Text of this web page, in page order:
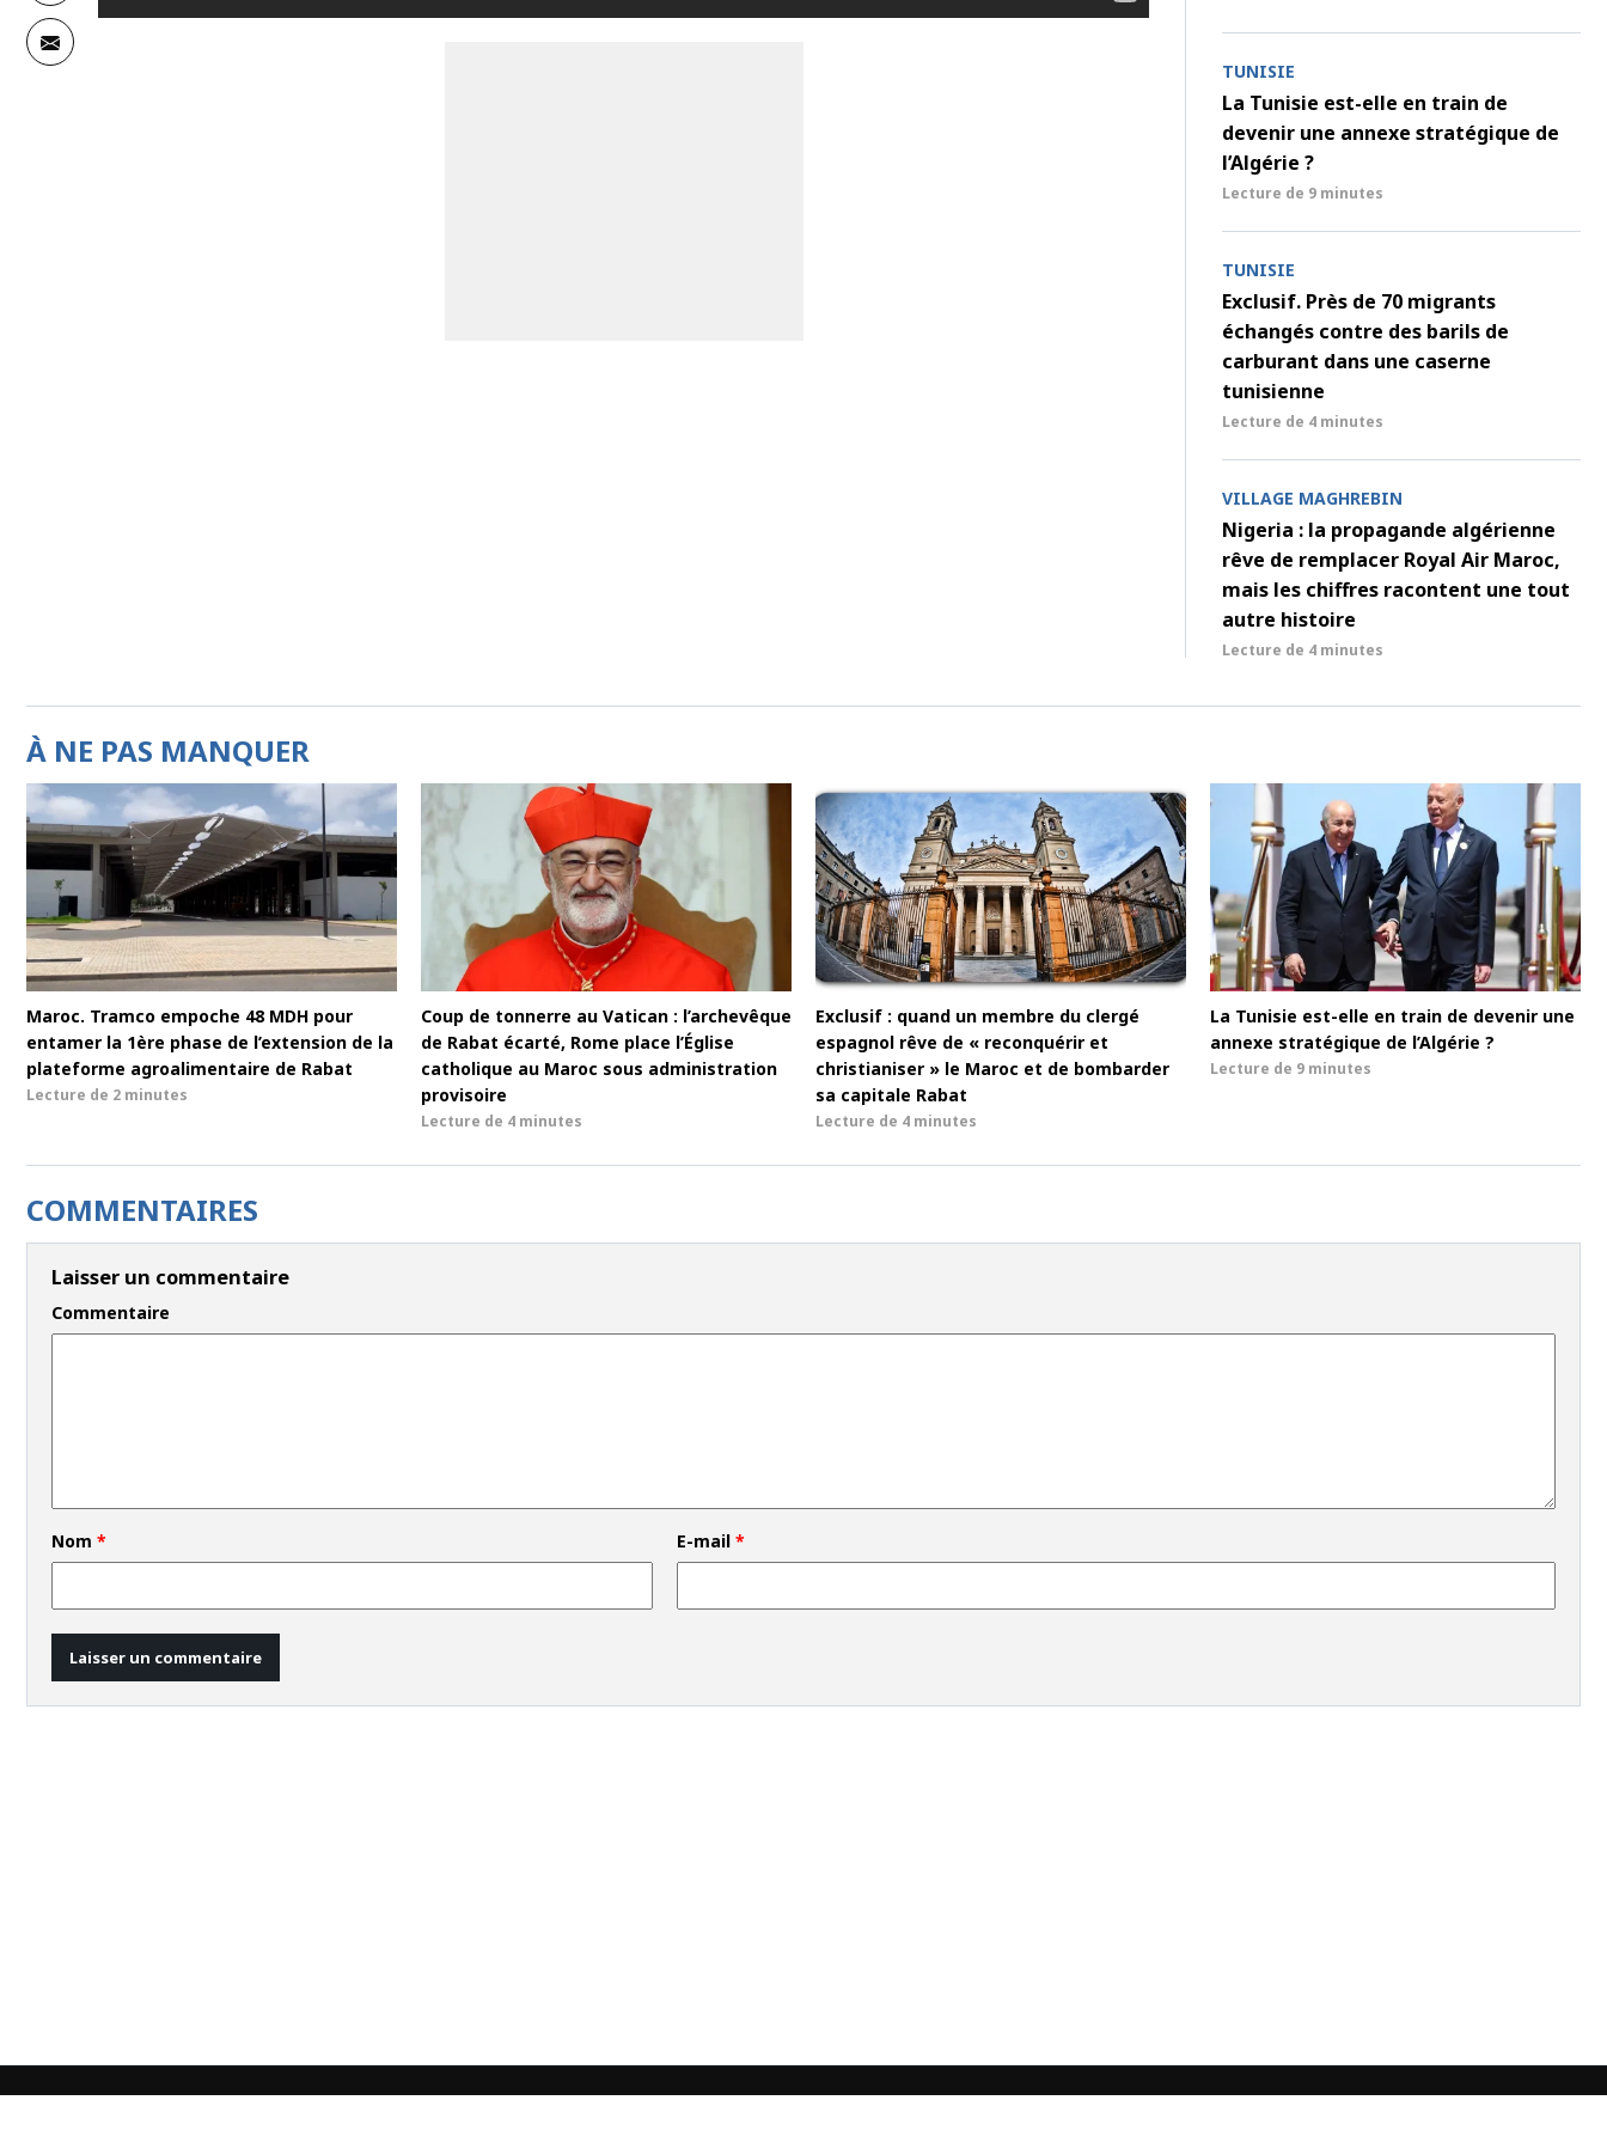
TUNISIE
La Tunisie est-elle en train de
devenir une annexe stratégique de
l’Algérie ?
Lecture de 9 minutes
TUNISIE
Exclusif. Près de 70 migrants
échangés contre des barils de
carburant dans une caserne
tunisienne
Lecture de 4 minutes
VILLAGE MAGHREBIN
Nigeria : la propagande algérienne
rêve de remplacer Royal Air Maroc,
mais les chiffres racontent une tout
autre histoire
Lecture de 4 minutes
À NE PAS MANQUER
Maroc. Tramco empoche 48 MDH pour
entamer la 1ère phase de l’extension de la
plateforme agroalimentaire de Rabat
Lecture de 2 minutes
Coup de tonnerre au Vatican : l’archevêque
de Rabat écarté, Rome place l’Église
catholique au Maroc sous administration
provisoire
Lecture de 4 minutes
Exclusif : quand un membre du clergé
espagnol rêve de « reconquérir et
christianiser » le Maroc et de bombarder
sa capitale Rabat
Lecture de 4 minutes
La Tunisie est-elle en train de devenir une
annexe stratégique de l’Algérie ?
Lecture de 9 minutes
COMMENTAIRES
Laisser un commentaire
Commentaire
Nom * E-mail*